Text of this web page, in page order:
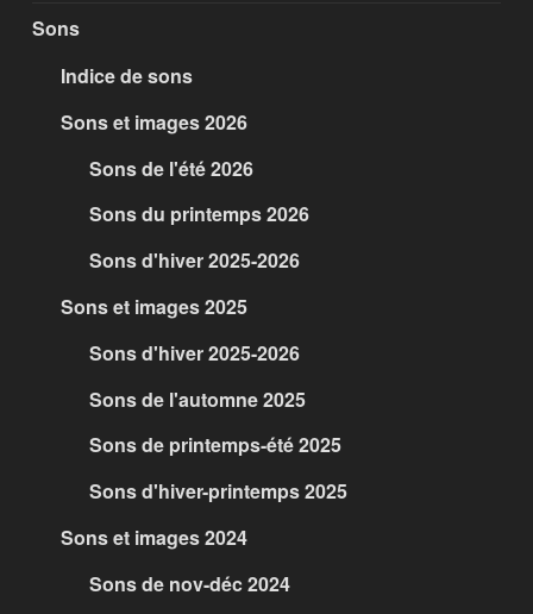
Sons
Indice de sons
Sons et images 2026
Sons de l'été 2026
Sons du printemps 2026
Sons d'hiver 2025-2026
Sons et images 2025
Sons d'hiver 2025-2026
Sons de l'automne 2025
Sons de printemps-été 2025
Sons d'hiver-printemps 2025
Sons et images 2024
Sons de nov-déc 2024